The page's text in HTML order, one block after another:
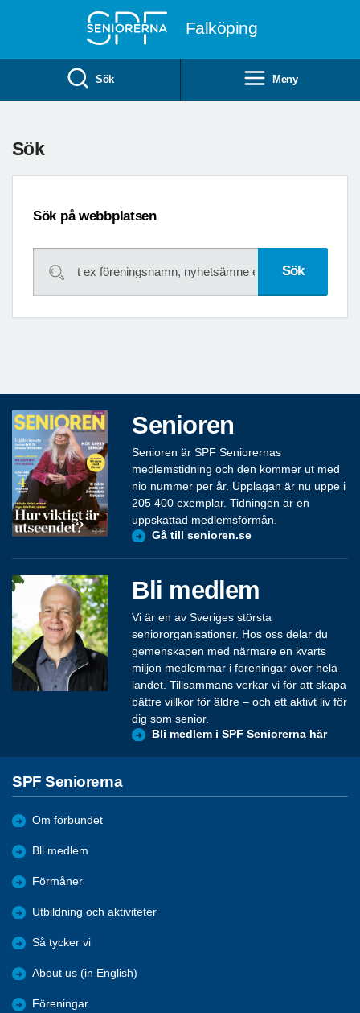
Falköping
Sök Meny
Sök
Sök på webbplatsen
Senioren
Senioren är SPF Seniorernas
medlemstidning och den kommer ut med
nio nummer per år. Upplagan är nu uppe i
205 400 exemplar. Tidningen är en
uppskattad medlemsförmån.
Gå till senioren.se
Bli medlem
Vi är en av Sveriges största
seniororganisationer. Hos oss delar du
gemenskapen med närmare en kvarts
miljon medlemmar i föreningar över hela
landet. Tillsammans verkar vi för att skapa
bättre villkor för äldre – och ett aktivt liv för
dig som senior.
Bli medlem i SPF Seniorerna här
SPF Seniorerna
Om förbundet
Bli medlem
Förmåner
Utbildning och aktiviteter
Så tycker vi
About us (in English)
Föreningar